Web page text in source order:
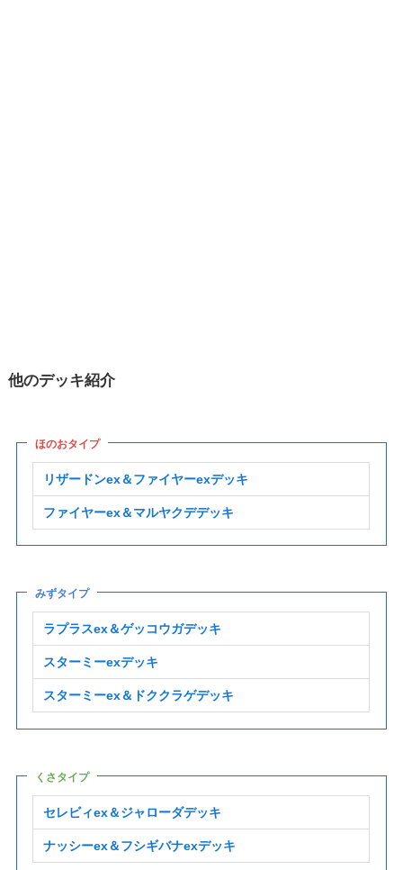
他のデッキ紹介
ほのおタイプ
リザードンex＆ファイヤーexデッキ
ファイヤーex＆マルヤクデデッキ
みずタイプ
ラプラスex＆ゲッコウガデッキ
スターミーexデッキ
スターミーex＆ドククラゲデッキ
くさタイプ
セレビィex＆ジャローダデッキ
ナッシーex＆フシギバナexデッキ